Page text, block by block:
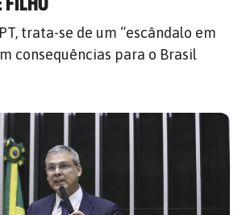
trata-se de um “escândalo em
consequências para o Brasil